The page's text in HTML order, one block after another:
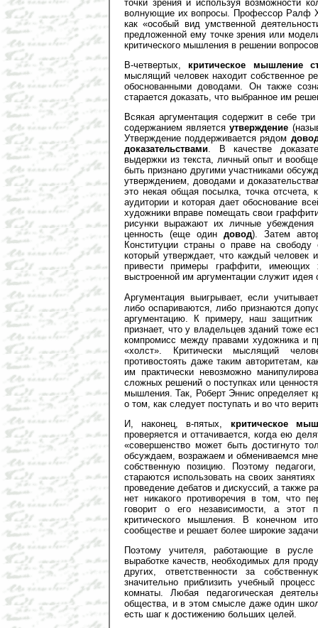
точки зрения и используя возможности
волнующие их вопросы. Профессор Ралф
как «особый вид умственной
предложенной ему точке зрения или
критического мышления в решении
В-четвертых,критическое мышление
мыслящий человек находит собственное
обоснованными доводами. Он также
старается доказать, что выбранное им
Всякая аргументация содержит в себе
содержанием являетсяутверждение
Утверждение поддерживается рядом
доказательствами. В качестве
выдержки из текста, личный опыт и
быть признано другими участниками
утверждением, доводами и
это некая общая посылка, точка отсчета,
аудитории и которая дает обоснование
художники вправе помещать свои
рисунки выражают их личные убеждения
ценность (еще одиндовод). Затем
Конституции страны о праве на
который утверждает, что каждый
привести примеры граффити, имеющих
выстроенной им аргументации служит
Аргументация выигрывает, если
либо оспариваются, либо признаются
аргументацию. К примеру, наш
признает, что у владельцев зданий тоже
компромисс между правами художника и
«холст». Критически мыслящий
противостоять даже таким авторитетам,
им практически невозможно
сложных решений о поступках или
мышления. Так, Роберт Эннис определяет
о том, как следует поступать и во что
И, наконец, в-пятых, критическое
проверяется и оттачивается, когда ею
«совершенство может быть достигнуто
обсуждаем, возражаем и обмениваемся
собственную позицию. Поэтому
стараются использовать на своих
проведение дебатов и дискуссий, а также
нет никакого противоречия в том, что
говорит о его независимости, а этот
критического мышления. В конечном
сообществе и решает более широкие
Поэтому учителя, работающие в
выработке качеств, необходимых для
других, ответственности за
значительно приблизить учебный
комнаты. Любая педагогическая
общества, и в этом смысле даже один
есть шаг к достижению больших целей.